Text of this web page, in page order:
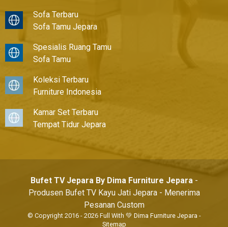
Sofa Terbaru
Sofa Tamu Jepara
Spesialis Ruang Tamu
Sofa Tamu
Koleksi Terbaru
Furniture Indonesia
Kamar Set Terbaru
Tempat Tidur Jepara
Bufet TV Jepara By Dima Furniture Jepara-
Produsen Bufet TV Kayu Jati Jepara - Menerima
Pesanan Custom
© Copyright 2016 - 2026 Full With 💚 Dima Furniture Jepara-
Sitemap